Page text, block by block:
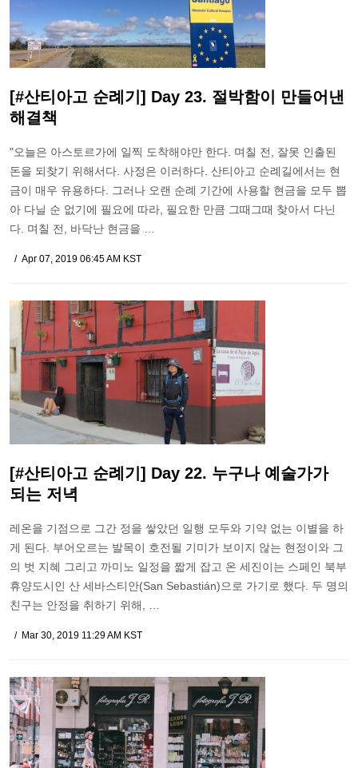
[#산티아고 순례기] Day 23. 절박함이 만들어낸
해결책
"오늘은 아스토르가에 일찍 도착해야만 한다. 며칠 전, 잘못 인출된
돈을 되찾기 위해서다. 사정은 이러하다. 산티아고 순례길에서는 현
금이 매우 유용하다. 그러나 오랜 순례 기간에 사용할 현금을 모두 뽑
아 다닐 순 없기에 필요에 따라, 필요한 만큼 그때그때 찾아서 다닌
다. 며칠 전, 바닥난 현금을 …
Apr 07, 2019 06:45 AM KST
[#산티아고 순례기] Day 22. 누구나 예술가가
되는 저녁
레온을 기점으로 그간 정을 쌓았던 일행 모두와 기약 없는 이별을 하
게 된다. 부어오르는 발목이 호전될 기미가 보이지 않는 현정이와 그
의 벗 지혜 그리고 까미노 일정을 짧게 잡고 온 세진이는 스페인 북부
휴양도시인 산 세바스티안(San Sebastián)으로 가기로 했다. 두 명의
친구는 안정을 취하기 위해, …
Mar 30, 2019 11:29 AM KST